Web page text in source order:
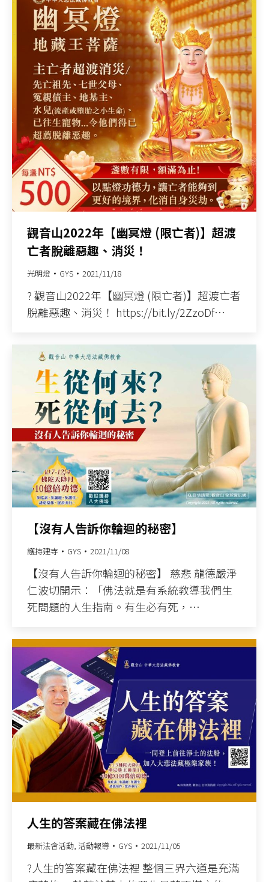
觀音山2022年【幽冥燈 (限亡者)】超渡
亡者脫離惡趣、消災！
光明燈 GYS 2021/11/18
? 觀音山2022年【幽冥燈 (限亡者)】超渡亡者
脫離惡趣、消災！ https://bit.ly/2ZzoDf…
【沒有人告訴你輪迴的秘密】
護持建寺 GYS 2021/11/08
【沒有人告訴你輪迴的秘密】 慈悲 龍德嚴淨
仁波切開示：「佛法就是有系統教導我們生
死問題的人生指南。有生必有死，…
人生的答案藏在佛法裡
最新法會活動, 活動報導 GYS 2021/11/05
?人生的答案藏在佛法裡 整個三界六道是充滿